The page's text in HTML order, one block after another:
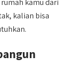
kamu dari
kalian bisa